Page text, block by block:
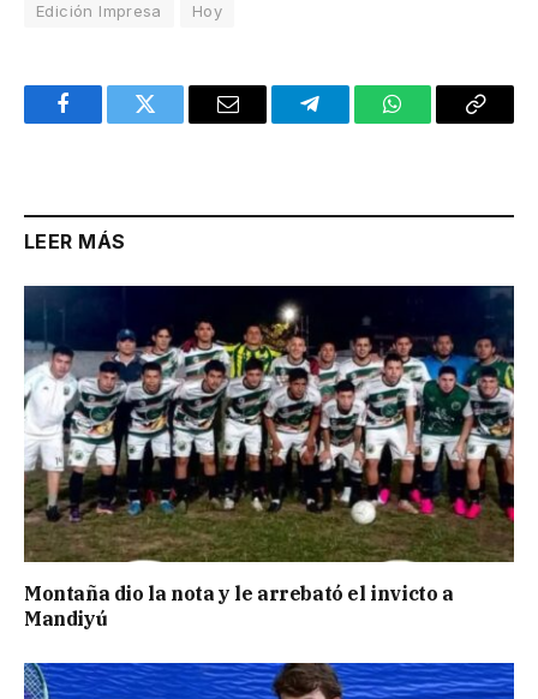
Edición Impresa Hoy
FacebookTwitter Email TelegramWhatsAppCopy
LEER MÁS
Montaña dio la nota y le arrebató el invicto a
Mandiyú